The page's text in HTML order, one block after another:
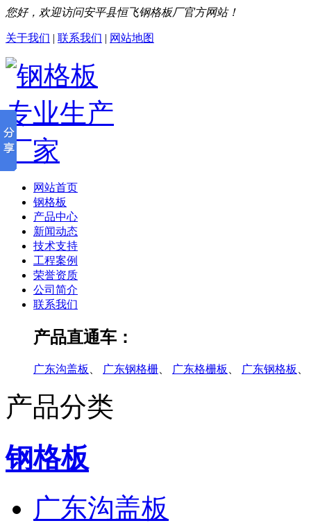
您好，欢迎访问安平县恒飞钢格板厂官方网站！
关于我们 | 联系我们 | 网站地图
网站首页
钢格板
产品中心
新闻动态
技术支持
工程案例
荣誉资质
公司简介
联系我们
产品直通车：
广东沟盖板 广东钢格栅 广东格栅板 广东钢格板
产品分类
钢格板
广东沟盖板